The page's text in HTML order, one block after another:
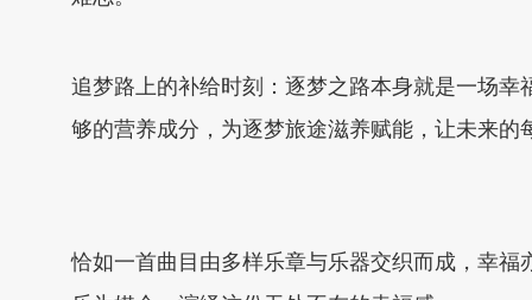
追梦路上的补给时刻：逐梦之路本身就是一场
够的营养成分，为逐梦旅途滋养赋能，让未来的
恰如一首曲目由多样乐章与乐器交织而成，幸